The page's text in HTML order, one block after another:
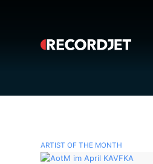
ARTIST OF THE MONTH